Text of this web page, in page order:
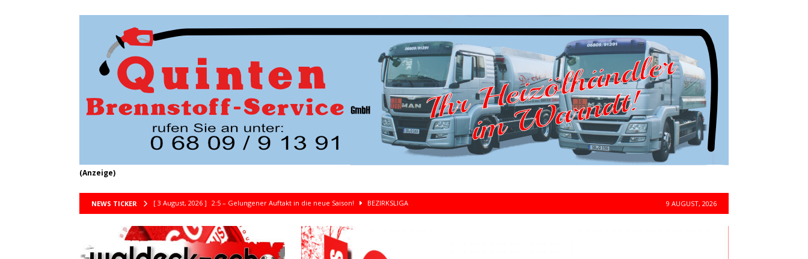
(Anzeige)
NEWS TICKER [ 3 August, 2026 ] 2:5 – Gelungener Auftakt in die neue Saison! BEZIRKSLIGA
[ 13 Juli, 2026 ] SGN siegt im Bezirksliga-Duell gegen St. Arnual
9 AUGUST, 2026